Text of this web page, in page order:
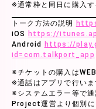
※通常枠と同日に購入す
トーク方法の説明
iOS
https://
Android
https://
id=com.talkport_app
※チケットの購入は
※通話はアプリで行いま
※システムエラー等で
Project運営より個別に